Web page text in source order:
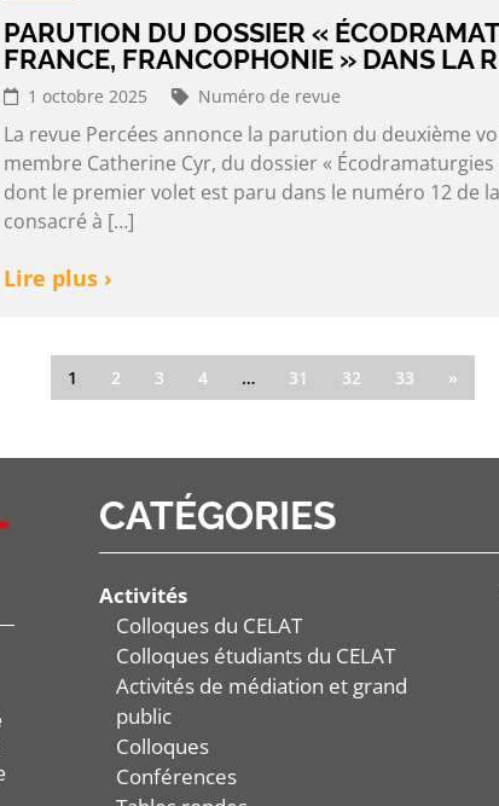
PARUTION DU DOSSIER «
FRANCE, FRANCOPHONIE » DANS LA
1 octobre 2025 Numéro de revue
La revue Percées annonce la parution du deuxième
membre Catherine Cyr, du dossier «
dont le premier volet est paru dans le numéro 12 de
consacré à […]
Lire plus ›
1 2 3 4 … 31 32 33 »
CATÉGORIES
Activités
Colloques du CELAT
Colloques étudiants du CELAT
Activités de médiation et grand
public
Colloques
Conférences